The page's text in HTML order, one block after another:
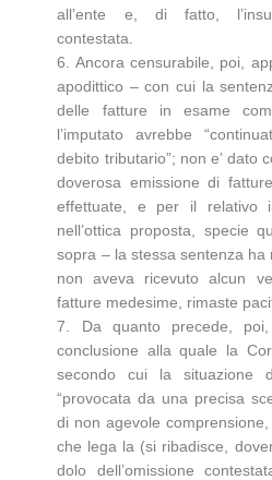
all’ente e, di fatto,
contestata.
6. Ancora censurabile, poi,
apodittico – con cui la
delle fatture in esame
l’imputato avrebbe
debito tributario”; non e’ dato
doverosa emissione di
effettuate, e per il relativo
nell’ottica proposta, specie
sopra – la stessa sentenza
non aveva ricevuto alcun
fatture medesime, rimaste
7. Da quanto precede,
conclusione alla quale la
secondo cui la situazione
“provocata da una precisa
di non agevole
che lega la (si ribadisce,
dolo dell’omissione